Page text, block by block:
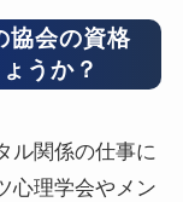
協会の資格
うか？
ル関係の仕事に
心理学会やメン